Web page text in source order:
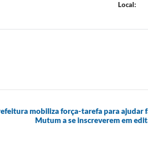
Local:
mobiliza força-tarefa para ajudar
Mutum a se inscreverem em